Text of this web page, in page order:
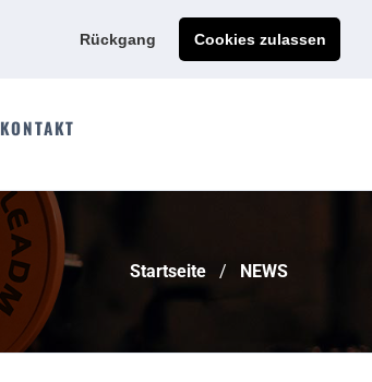
Rückgang Cookies zulassen
Jetzt individuelles Angebot anfordern
KONTAKT
Startseite NEWS